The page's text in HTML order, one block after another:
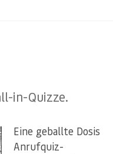
in-Quizze.
Eine geballte Dosis
Anrufquiz-